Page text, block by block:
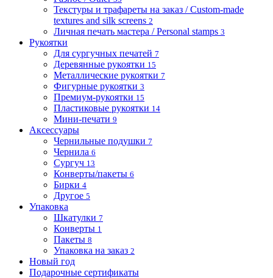
Текстуры и трафареты на заказ / Custom-made
textures and silk screens 2
Личная печать мастера / Personal stamps 3
Рукоятки
Для сургучных печатей 7
Деревянные рукоятки 15
Металлические рукоятки 7
Фигурные рукоятки 3
Премиум-рукоятки 15
Пластиковые рукоятки 14
Мини-печати 9
Аксессуары
Чернильные подушки 7
Чернила 6
Сургуч 13
Конверты/пакеты 6
Бирки 4
Другое 5
Упаковка
Шкатулки 7
Конверты 1
Пакеты 8
Упаковка на заказ 2
Новый год
Подарочные сертификаты